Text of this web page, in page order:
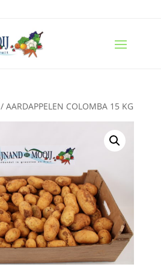
/ AARDAPPELEN COLOMBA 15 KG